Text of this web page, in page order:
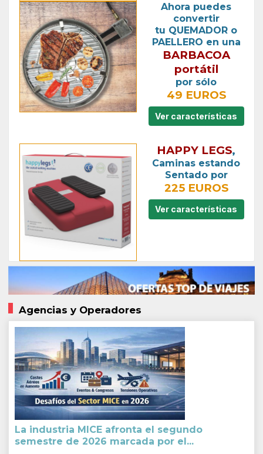
Ahora puedes
convertir
tu QUEMADOR o
PAELLERO en una
BARBACOA
portátil
por sólo
49 EUROS
Ver características
HAPPY LEGS,
Caminas estando
Sentado por
225 EUROS
Ver características
Agencias y Operadores
La industria MICE afronta el segundo
semestre de 2026 marcada por el...